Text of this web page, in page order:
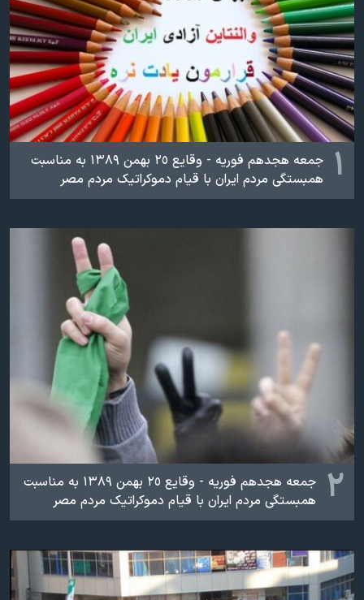
نرگس محمدی برنده جایزه نوبل صلح
همایش محافظه‌کاران آمریکا «سی‌پک»
صفحه‌های ویژه
سفر پرزیدنت ترامپ به چین
۱
جمعه هجدهم فوریه - وقایع ٢٥ بهمن ۱۳۸۹ به مناسبت
همبستگی مردم ایران با قیام دموکراتیک مردم مصر
۲
جمعه هجدهم فوریه - وقایع ٢٥ بهمن ۱۳۸۹ به مناسبت
همبستگی مردم ایران با قیام دموکراتیک مردم مصر